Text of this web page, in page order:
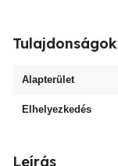
Tulajdonságok
Alapterület
Elhelyezkedés
Leírás